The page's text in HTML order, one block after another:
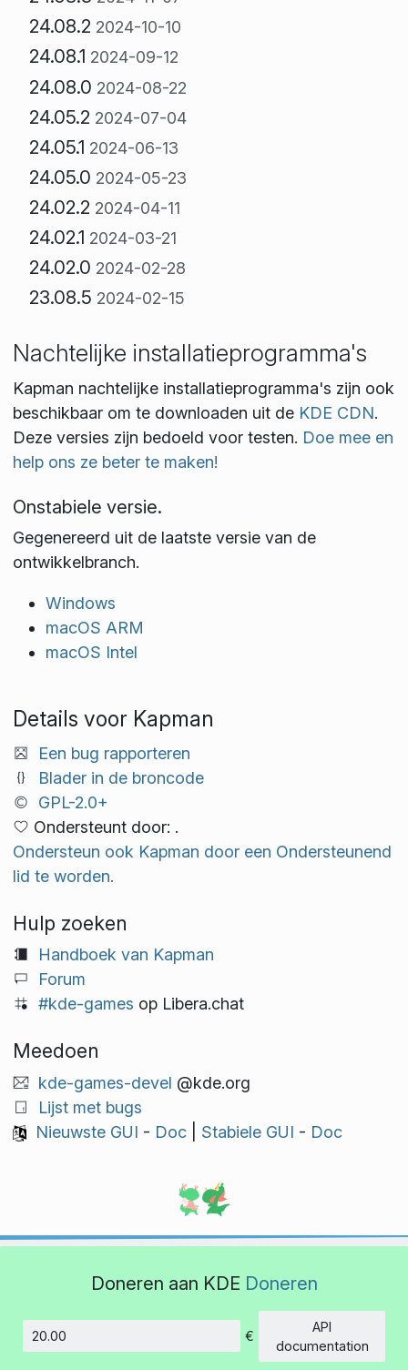
24.08.2 2024-10-10
24.08.1 2024-09-12
24.08.0 2024-08-22
24.05.2 2024-07-04
24.05.1 2024-06-13
24.05.0 2024-05-23
24.02.2 2024-04-11
24.02.1 2024-03-21
24.02.0 2024-02-28
23.08.5 2024-02-15
Nachtelijke installatieprogramma's
Kapman nachtelijke installatieprogramma's zijn ook
beschikbaar om te downloaden uit de KDE CDN.
Deze versies zijn bedoeld voor testen. Doe mee en
help ons ze beter te maken!
Onstabiele versie.
Gegenereerd uit de laatste versie van de
ontwikkelbranch.
Windows
macOS ARM
macOS Intel
Details voor Kapman
Een bug rapporteren
Blader in de broncode
GPL-2.0+
Ondersteunt door: .
Ondersteun ook Kapman door een Ondersteunend
lid te worden.
Hulp zoeken
Handboek van Kapman
Forum
#kde-games op Libera.chat
Meedoen
kde-games-devel @kde.org
Lijst met bugs
Nieuwste GUI - Doc| Stabiele GUI - Doc
Doneren aan KDE Doneren
Hoeveelheid
€
API
documentation